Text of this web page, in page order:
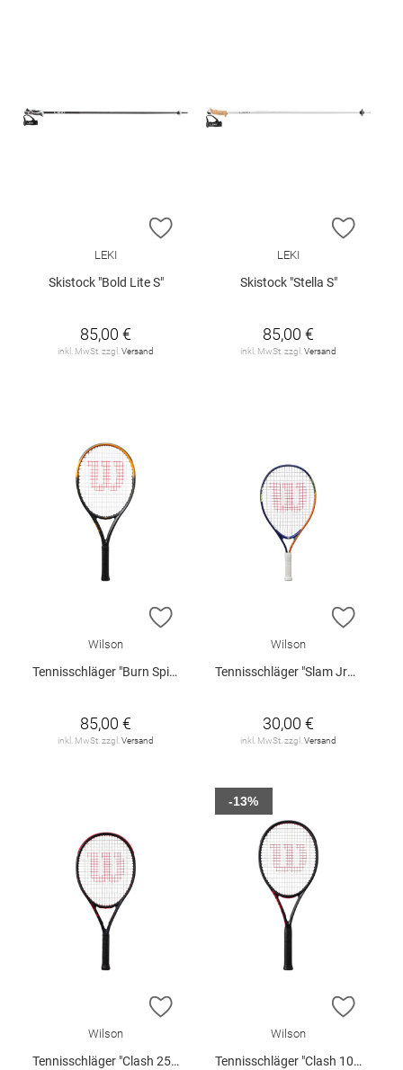
ZUR WUNSCHLISTE HINZUFÜGEN
LEKI
Skistock "Bold Lite S"
85,00 €
inkl. MwSt. zzgl.Versand
ZUR
LEKI
Skistock "Stella S"
85,00 €
inkl. MwSt. zzgl.Versand
ZUR WUNSCHLISTE HINZUFÜGEN
Wilson
Tennisschläger "Burn Spin Jr25"
85,00 €
inkl. MwSt. zzgl. Versand
ZUR
Wilson
Tennisschläger "Slam Jr21"
30,00 €
inkl. MwSt. zzgl. Versand
ZUR WUNSCHLISTE HINZUFÜGEN
Wilson
Tennisschläger "Clash 25 V3.0"
ZUR
Wilson
Tennisschläger "Clash 100L"
-13%